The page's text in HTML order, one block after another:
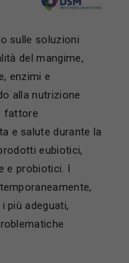
sulle soluzioni
del mangime,
enzimi e
alla nutrizione
fattore
e salute durante la
eubiotici,
e probiotici. I
più adeguati,